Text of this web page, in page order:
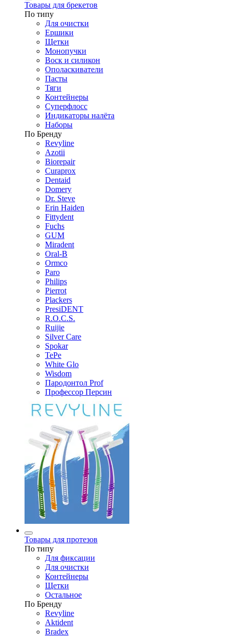
Товары для брекетов
По типу
Для очистки
Ершики
Щетки
Монопучки
Воск и силикон
Ополаскиватели
Пасты
Тяги
Контейнеры
Суперфлосс
Индикаторы налёта
Наборы
По Бренду
Revyline
Azotii
Biorepair
Curaprox
Dentaid
Domery
Dr. Steve
Erin Haiden
Fittydent
Fuchs
GUM
Miradent
Oral-B
Ormco
Paro
Philips
Pierrot
Plackers
PresiDENT
R.O.C.S.
Ruijie
Silver Care
Spokar
TePe
White Glo
Wisdom
Пародонтол Prof
Профессор Персин
Товары для протезов
По типу
Для фиксации
Для очистки
Контейнеры
Щетки
Остальное
По Бренду
Revyline
Aktident
Bradex